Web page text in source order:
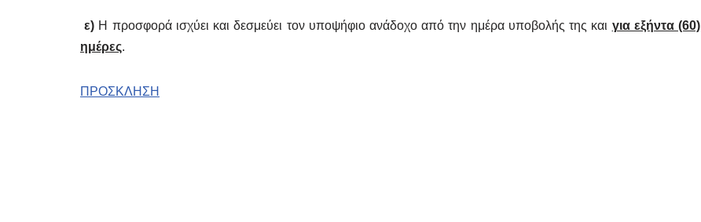
ε) Η προσφορά ισχύει και δεσμεύει τον υποψήφιο ανάδοχο από την ημέρα υποβολής της και για εξήντα (60)
ημέρες.
ΠΡΟΣΚΛΗΣΗ